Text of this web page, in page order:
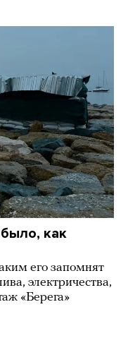
как
его запомнят
электричества,
«Берега»